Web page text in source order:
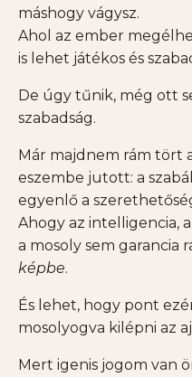
máshogy vágysz.
Ahol az ember
is lehet játékos és
De úgy tűnik, még ott
szabadság.
Már majdnem rám tört
eszembe jutott: a
egyenlő a
Ahogy az intelligencia,
a mosoly sem garancia
képbe.
És lehet, hogy pont
mosolyogva kilépni az
Mert igenis jogom van